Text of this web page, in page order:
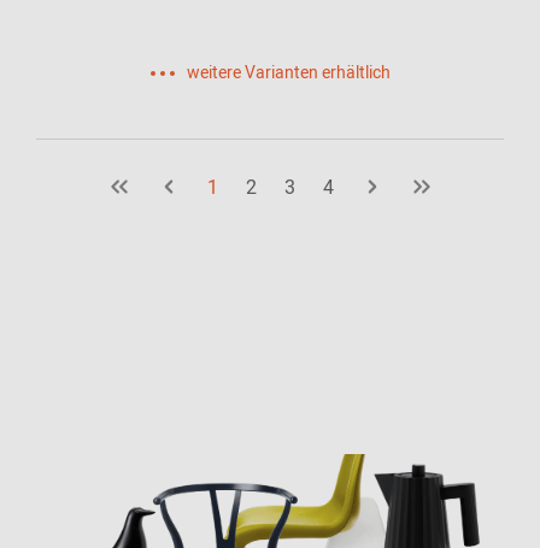
weitere Varianten erhältlich
1 2 3 4